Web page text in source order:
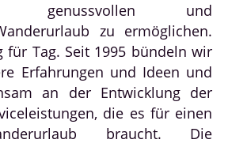
genussvollen und
zu ermöglichen.
für Tag. Seit 1995 bündeln wir
Erfahrungen und Ideen und
an der Entwicklung der
die es für einen
braucht. Die